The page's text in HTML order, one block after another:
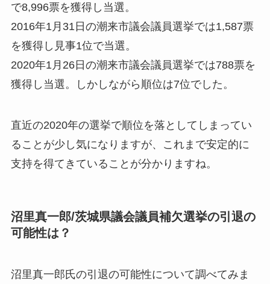
で8,996票を獲得し当選。
2016年1月31日の潮来市議会議員選挙では1,587票
を獲得し 見事1位で当選 。
2020年1月26日の潮来市議会議員選挙では788票を
獲得し当選。
しかしながら順位は7位でした 。
直近の2020年の選挙で順位を落としてしまってい
ることが少し気になりますが、これまで安定的に
支持を得てきている ことが分かりますね。
沼里真一郎/茨城県議会議員補欠選挙の引退の
可能性は？
沼里真一郎氏の引退の可能性について調べてみま